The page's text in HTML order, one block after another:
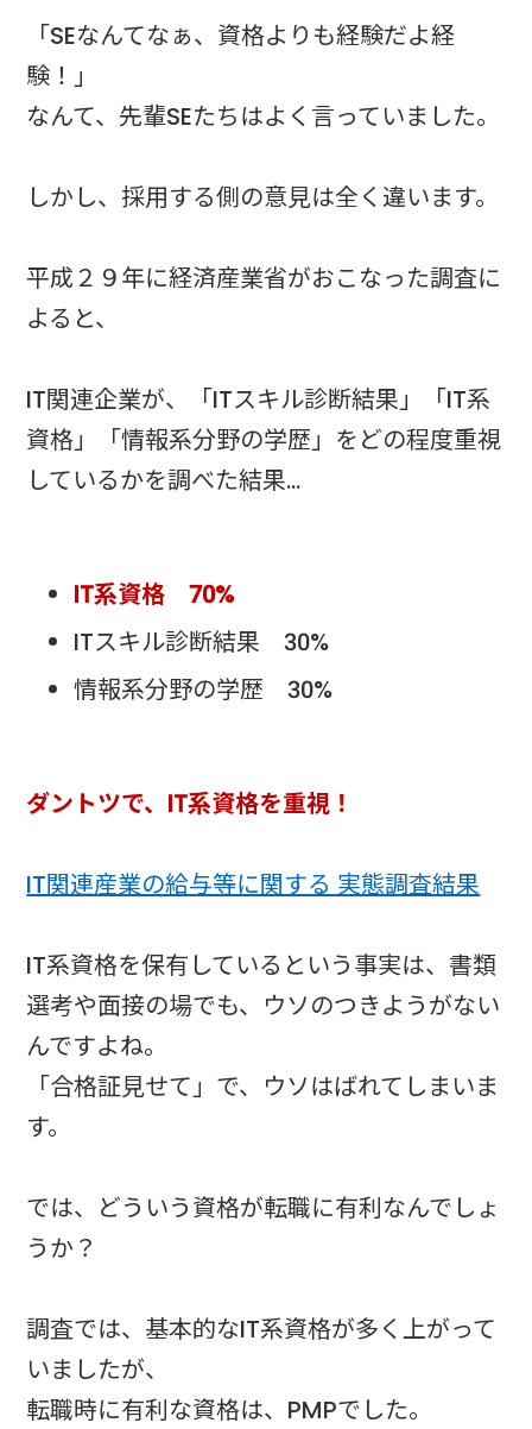
「SEなんてなぁ、資格よりも経験だよ経
験！」
なんて、先輩SEたちはよく言っていました。
しかし、採用する側の意見は全く違います。
平成２９年に経済産業省がおこなった調査に
よると、
IT関連企業が、「ITスキル診断結果」「IT系
資格」「情報系分野の学歴」をどの程度重視
しているかを調べた結果…
IT系資格 70%
ITスキル診断結果 30%
情報系分野の学歴 30%
ダントツで、IT系資格を重視！
IT関連産業の給与等に関する 実態調査結果
IT系資格を保有しているという事実は、書類
選考や面接の場でも、ウソのつきようがない
んですよね。
「合格証見せて」で、ウソはばれてしまいま
す。
では、どういう資格が転職に有利なんでしょ
うか？
調査では、基本的なIT系資格が多く上がって
いましたが、
転職時に有利な資格は、PMPでした。